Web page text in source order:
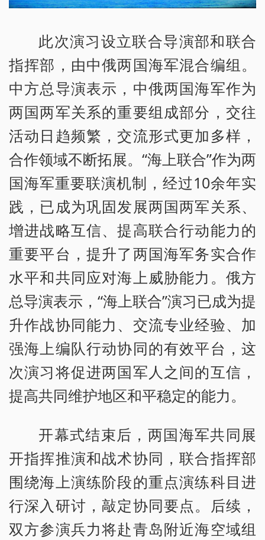
此次演习设立联合导演部和联合
指挥部，由中俄两国海军混合编组。
中方总导演表示，中俄两国海军作为
两国两军关系的重要组成部分，交往
活动日趋频繁，交流形式更加多样，
合作领域不断拓展。“海上联合”作为两
国海军重要联演机制，经过10余年实
践，已成为巩固发展两国两军关系、
增进战略互信、提高联合行动能力的
重要平台，提升了两国海军务实合作
水平和共同应对海上威胁能力。俄方
总导演表示，“海上联合”演习已成为提
升作战协同能力、交流专业经验、加
强海上编队行动协同的有效平台，这
次演习将促进两国军人之间的互信，
提高共同维护地区和平稳定的能力。
开幕式结束后，两国海军共同展
开指挥推演和战术协同，联合指挥部
围绕海上演练阶段的重点演练科目进
行深入研讨，敲定协同要点。后续，
双方参演兵力将赴青岛附近海空域组